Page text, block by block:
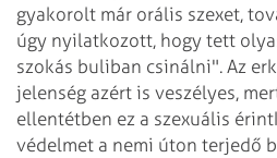
gyakorolt már orális szexet,
úgy nyilatkozott, hogy tett
szokás buliban csinálni". Az
jelenség azért is veszélyes,
ellentétben ez a szexuális
védelmet a nemi úton terjedő